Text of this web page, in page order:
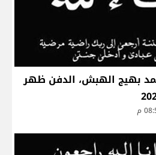
بهيج الهبش، الدفن ظهر